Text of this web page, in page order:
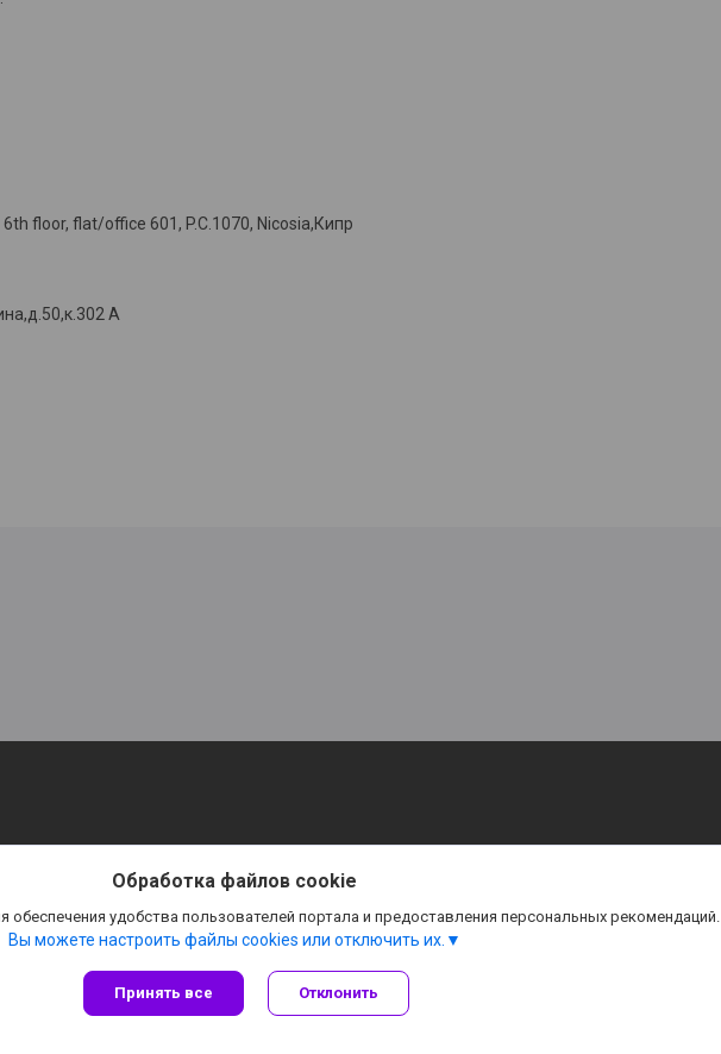
6th floor, flat/office 601, P.C.1070, Nicosia,Кипр
А
Сайт создан на платформе Deal.by
Политика обработки файлов cookies
Обработка файлов cookie
удобства пользователей портала и предоставления персональных рекомендаций.
Вы можете настроить файлы cookies или отключить их.
Принять все Отклонить